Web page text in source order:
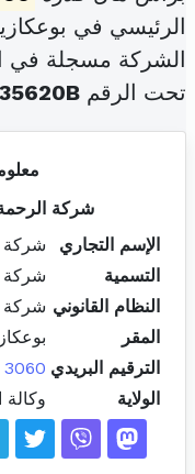
الرئيسي في
الشركة مسجلة في
تحت الرقم
شركة الرحمة
الإسم التجاري
شركة
التسمية
شركة
النظام القانوني شركة
المقر
الترقيم البريدي 3060
الولاية